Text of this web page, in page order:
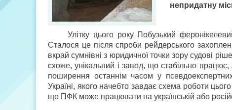
непридатну
Улітку цього року Побузький
Сталося це після спроби рейдерського
вкрай сумнівні з юридичної точки зору судові
схоже, унікальний і завод, що стабільно
поширення останнім часом у
Україні, якого начебто завдає схема роботи
що ПФК може працювати на українській або